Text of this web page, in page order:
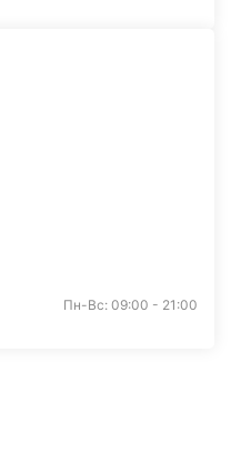
Пн-Вс: 09:00 - 21:00